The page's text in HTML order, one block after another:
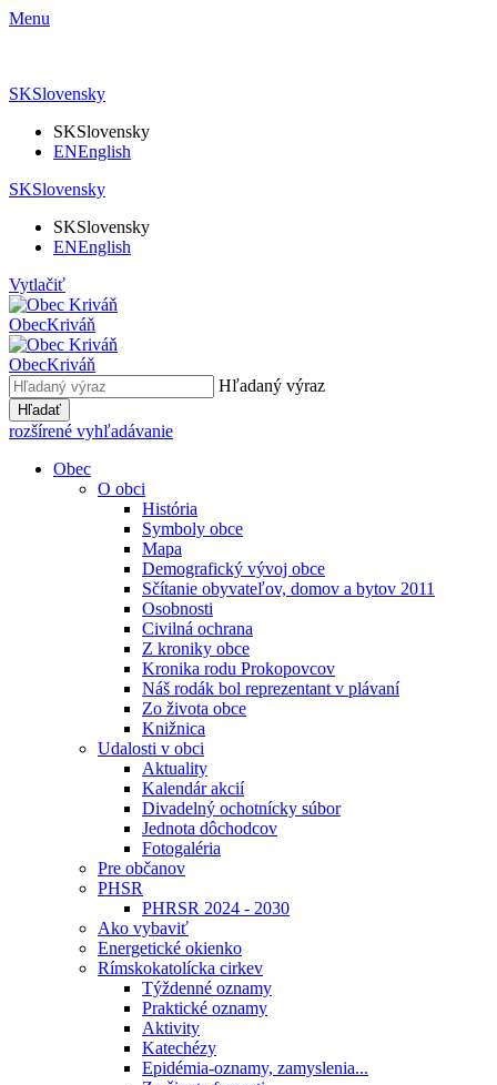
Menu
SKSlovensky
SKSlovensky
ENEnglish
SKSlovensky
SKSlovensky
ENEnglish
Vytlačiť
ObecKriváň
ObecKriváň
Hľadaný výraz
Hľadať
rozšírené vyhľadávanie
Obec
O obci
História
Symboly obce
Mapa
Demografický vývoj obce
Sčítanie obyvateľov, domov a bytov 2011
Osobnosti
Civilná ochrana
Z kroniky obce
Kronika rodu Prokopovcov
Náš rodák bol reprezentant v plávaní
Zo života obce
Knižnica
Udalosti v obci
Aktuality
Kalendár akcií
Divadelný ochotnícky súbor
Jednota dôchodcov
Fotogaléria
Pre občanov
PHSR
PHRSR 2024 - 2030
Ako vybaviť
Energetické okienko
Rímskokatolícka cirkev
Týždenné oznamy
Praktické oznamy
Aktivity
Katechézy
Epidémia-oznamy, zamyslenia...